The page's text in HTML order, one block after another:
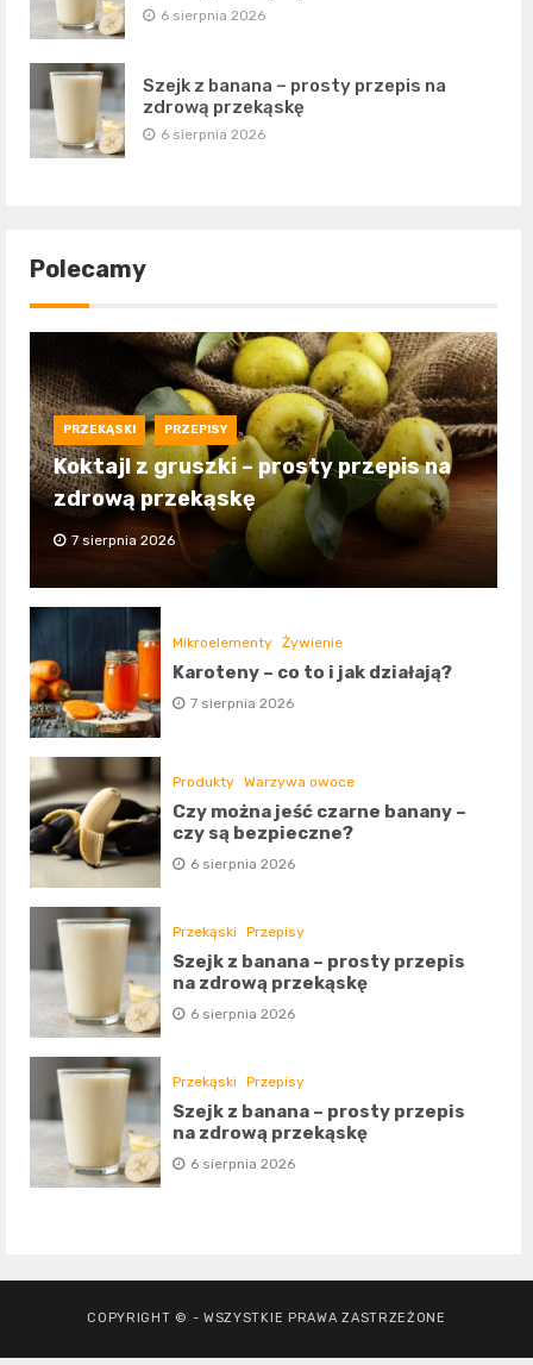
6 sierpnia 2026
Szejk z banana – prosty przepis na
zdrową przekąskę
6 sierpnia 2026
Polecamy
PRZEKĄSKI PRZEPISY
Koktajl z gruszki – prosty przepis na
zdrową przekąskę
7 sierpnia 2026
Mikroelementy Żywienie
Karoteny – co to i jak działają?
7 sierpnia 2026
Produkty Warzywa owoce
Czy można jeść czarne banany –
czy są bezpieczne?
6 sierpnia 2026
Przekąski Przepisy
Szejk z banana – prosty przepis
na zdrową przekąskę
6 sierpnia 2026
Przekąski Przepisy
Szejk z banana – prosty przepis
na zdrową przekąskę
6 sierpnia 2026
COPYRIGHT © - WSZYSTKIE PRAWA ZASTRZEŻONE